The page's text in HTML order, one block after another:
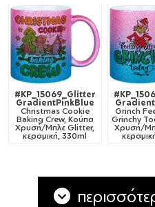
#KP_15069_Glitter
GradientPinkBlue
Christmas Cookie
Baking Crew, Κούπα
Χρυσή/Μπλε Glitter,
κεραμική, 330ml
Grinch
Grinchy
Χρυσή/